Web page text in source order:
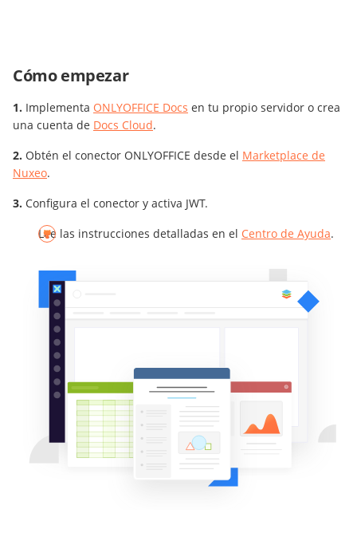
Cómo empezar
Implementa ONLYOFFICE Docs en tu propio servidor o crea
una cuenta de Docs Cloud.
Obtén el conector ONLYOFFICE desde el Marketplace de
Nuxeo.
Configura el conector y activa JWT.
Lee las instrucciones detalladas en el Centro de Ayuda.